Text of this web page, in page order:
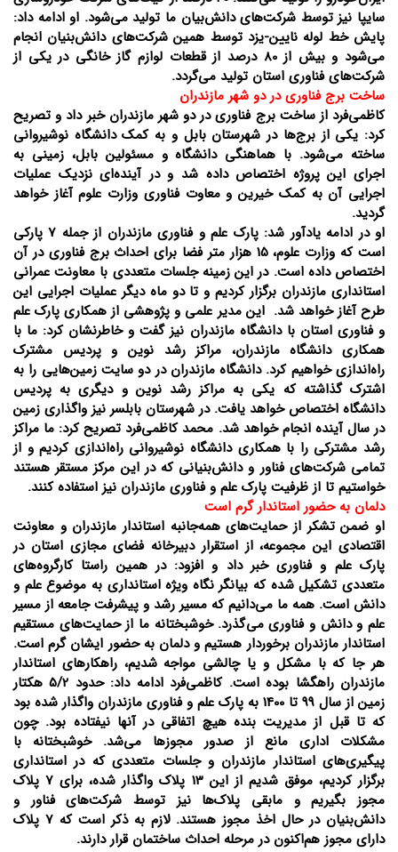
سایپا نیز توسط شرکت‌های دانش‌بیان ما تولید می‌شود. او ادامه داد:
پایش خط لوله نایین-یزد توسط همین شرکت‌های دانش‌بنیان انجام
می‌شود و بیش از 80 درصد از قطعات لوازم گاز خانگی در یکی از
شرکت‌های فناوری استان تولید می‌گردد.
ساخت برج فناوری در دو شهر مازندران
کاظمی‌فرد از ساخت برج فناوری در دو شهر مازندران خبر داد و تصریح
کرد: یکی از برج‌ها در شهرستان بابل و به کمک دانشگاه نوشیروانی
ساخته می‌شود. با هماهنگی دانشگاه و مسئولین بابل، زمینی به
اجرای این پروژه اختصاص داده شد و در آینده‌ای نزدیک عملیات
اجرایی آن به کمک خیرین و معاوت فناوری وزارت علوم آغاز خواهد
گردید.
او در ادامه یادآور شد: پارک علم و فناوری مازندران از جمله 7 پارکی
است که وزارت علوم، 15 هزار متر فضا برای احداث برج فناوری در آن
اختصاص داده است. در این زمینه جلسات متعددی با معاونت عمرانی
استانداری مازندران برگزار کردیم و تا دو ماه دیگر عملیات اجرایی این
طرح آغاز خواهد شد. این مدیر علمی و پژوهشی از همکاری پارک علم
و فناوری استان با دانشگاه مازندران نیز گفت و خاطرنشان کرد: ما با
همکاری دانشگاه مازندران، مراکز رشد نوین و پردیس مشترک
راه‌اندازی خواهیم کرد. دانشگاه مازندران در دو سایت زمین‌هایی را به
اشترک گذاشته که یکی به مراکز رشد نوین و دیگری به پردیس
دانشگاه اختصاص خواهد یافت. در شهرستان بابلسر نیز واگذاری زمین
در سال آینده انجام خواهد شد. محمد کاظمی‌فرد تصریح کرد: ما مراکز
رشد مشترکی را با همکاری دانشگاه نوشیروانی راه‌اندازی کردیم و از
تمامی شرکت‌های فناور و دانش‌بنیانی که در این مرکز مستقر هستند
خواستیم تا از ظرفیت‌ پارک علم و فناوری مازندران نیز استفاده کنند.
دلمان به حضور استاندار گرم است
او ضمن تشکر از حمایت‌های همه‌جانبه استاندار مازندران و معاونت
اقتصادی این مجموعه، از استقرار دبیرخانه فضای مجازی استان در
پارک علم و فناوری خبر داد و افزود: در همین راستا کارگروه‌های
متعددی تشکیل شده که بیانگر نگاه ویژه استانداری به موضوع علم و
دانش است. همه ما می‌دانیم که مسیر رشد و پیشرفت جامعه از مسیر
علم و دانش و فناوری می‌گذرد. خوشبختانه ما از حمایت‌های مستقیم
استاندار مازندران برخوردار هستیم و دلمان به حضور ایشان گرم است.
هر جا که با مشکل و یا چالشی مواجه شدیم، راهکارهای استاندار
مازندران راهگشا بوده است. کاظمی‌فرد ادامه داد: حدود 5/2 هکتار
زمین از سال 99 تا 1400 به پارک علم و فناوری مازندران واگذار شده بود
که تا قبل از مدیریت بنده هیچ اتفاقی در آنها نیفتاده بود. چون
مشکلات اداری مانع از صدور مجوزها می‌شد. خوشبختانه با
پیگیری‌های استاندار مازندران و جلسات متعددی که در استانداری
برگزار کردیم، موفق شدیم از این 13 پلاک واگذار شده، برای 7 پلاک
مجوز بگیریم و مابقی پلاک‌ها نیز توسط شرکت‌های فناور و
دانش‌بنیان در حال اخذ مجوز هستند. لازم به ذکر است که 7 پلاک
دارای مجوز هم‌اکنون در مرحله احداث ساختمان‌ قرار دارند.